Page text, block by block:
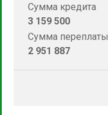
Сумма кредита
3 159 500
Сумма переплаты
2 951 887